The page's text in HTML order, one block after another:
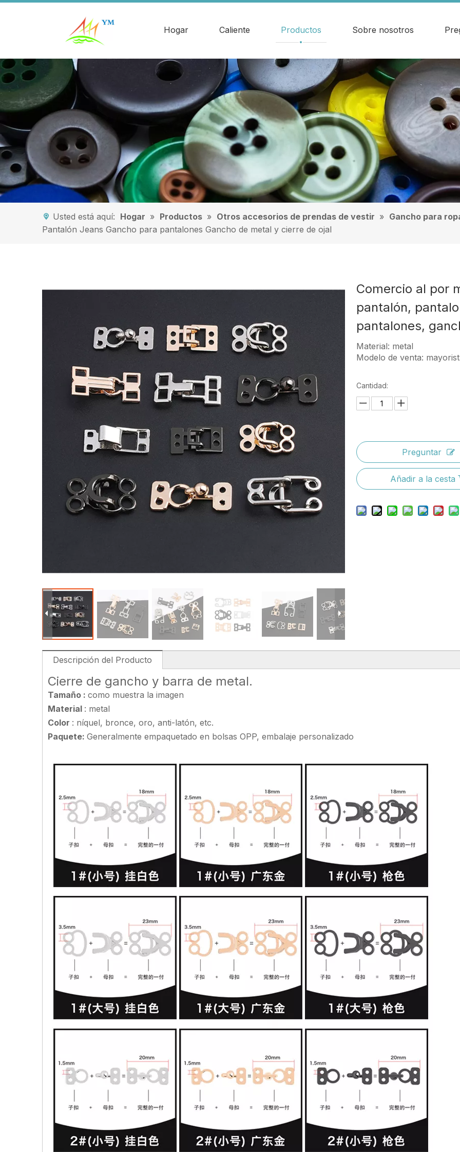
Hogar Caliente Productos Sobre nosotros
Usted está aquí: Hogar » Productos » Otros accesorios de prendas de vestir » Gancho para
Pantalón Jeans Gancho para pantalones Gancho de metal y cierre de ojal
Comercio al por
pantalón,
pantalones,
Material: metal
Modelo de venta:
Cantidad:
Preguntar
Añadir a la cesta
Descripción del Producto
Cierre de gancho y barra de metal.
Tamaño : como muestra la imagen
Material : metal
Color : níquel, bronce, oro, anti-latón, etc.
Paquete: Generalmente empaquetado en bolsas OPP, embalaje personalizado